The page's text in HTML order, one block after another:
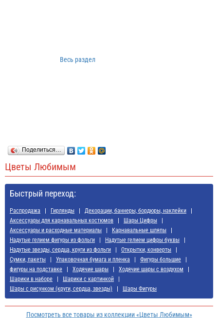
Весь раздел
Поделиться…
Цветы Любимым
Быстрый переход:
Распродажа Гирлянды
Декорации, баннеры, бордюры, наклейки
Аксессуары для карнавальных костюмов
Шары Цифры
Аксессуары и расходные материалы
Карнавальные шляпы
Надутые гелием фигуры из фольги
Надутые гелием цифры буквы
Надутые звезды, сердца, круги из фольги
Открытки, конверты
Сумки, пакеты
Упаковочная бумага и пленка
Фигуры большие
фигуры на подставке
Ходячие шары
Ходячие шары с воздухом
Шарики в наборе
Шарики с картинкой
Шары с рисунком (круги, сердца, звезды)
Шары Фигуры
Посмотреть все товары из коллекции «Цветы Любимым»